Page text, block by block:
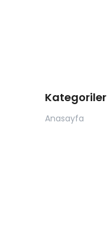
Kategoriler
Anasayfa